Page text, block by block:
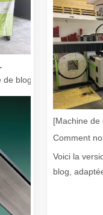
de blog, adaptée à un
[Machine de
Voici la
blog,